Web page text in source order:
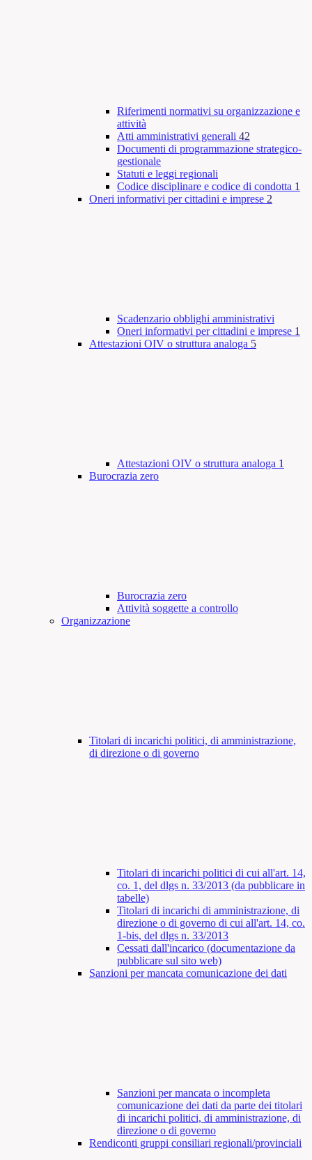
Riferimenti normativi su organizzazione e
attività
Atti amministrativi generali 42
Documenti di programmazione strategico-
gestionale
Statuti e leggi regionali
Codice disciplinare e codice di condotta 1
Oneri informativi per cittadini e imprese 2
Scadenzario obblighi amministrativi
Oneri informativi per cittadini e imprese 1
Attestazioni OIV o struttura analoga 5
Attestazioni OIV o struttura analoga 1
Burocrazia zero
Burocrazia zero
Attività soggette a controllo
Organizzazione
Titolari di incarichi politici, di amministrazione,
di direzione o di governo
Titolari di incarichi politici di cui all'art. 14,
co. 1, del dlgs n. 33/2013 (da pubblicare in
tabelle)
Titolari di incarichi di amministrazione, di
direzione o di governo di cui all'art. 14, co.
1-bis, del dlgs n. 33/2013
Cessati dall'incarico (documentazione da
pubblicare sul sito web)
Sanzioni per mancata comunicazione dei dati
Sanzioni per mancata o incompleta
comunicazione dei dati da parte dei titolari
di incarichi politici, di amministrazione, di
direzione o di governo
Rendiconti gruppi consiliari regionali/provinciali